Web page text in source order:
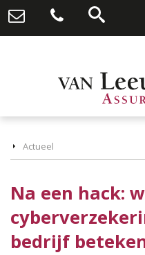
Actueel
Na een hack:
bedrijf